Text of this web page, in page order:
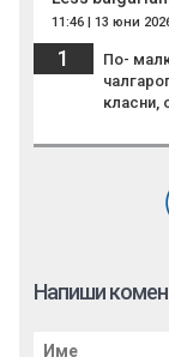
11:46 | 13 юни
1
По-
класни,
Напиши